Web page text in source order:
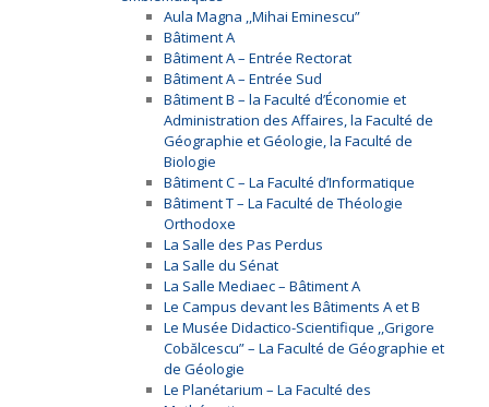
Aula Magna ,,Mihai Eminescu”
Bâtiment A
Bâtiment A – Entrée Rectorat
Bâtiment A – Entrée Sud
Bâtiment B – la Faculté d’Économie et
Administration des Affaires, la Faculté de
Géographie et Géologie, la Faculté de
Biologie
Bâtiment C – La Faculté d’Informatique
Bâtiment T – La Faculté de Théologie
Orthodoxe
La Salle des Pas Perdus
La Salle du Sénat
La Salle Mediaec – Bâtiment A
Le Campus devant les Bâtiments A et B
Le Musée Didactico-Scientifique ,,Grigore
Cobălcescu” – La Faculté de Géographie et
de Géologie
Le Planétarium – La Faculté des